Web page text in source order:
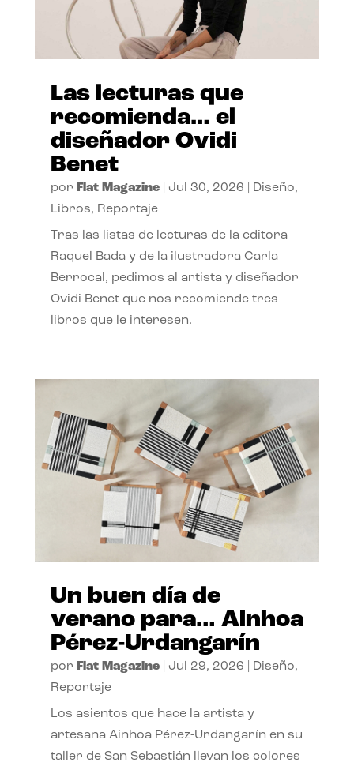
Las lecturas que
recomienda… el
diseñador Ovidi
Benet
por Flat Magazine| Jul 30, 2026 Diseño,
Libros, Reportaje
Tras las listas de lecturas de la editora
Raquel Bada y de la ilustradora Carla
Berrocal, pedimos al artista y diseñador
Ovidi Benet que nos recomiende tres
libros que le interesen.
Un buen día de
verano para… Ainhoa
Pérez-Urdangarín
por Flat Magazine| Jul 29, 2026 Diseño,
Reportaje
Los asientos que hace la artista y
artesana Ainhoa Pérez-Urdangarín en su
taller de San Sebastián llevan los colores